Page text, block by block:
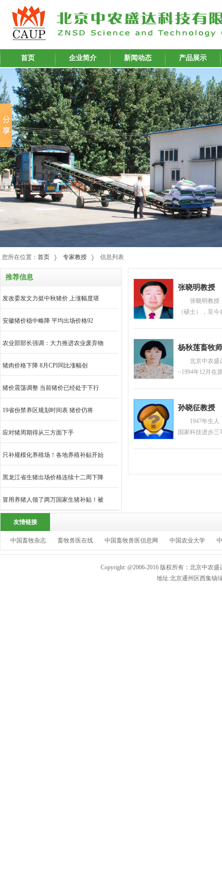
首页 企业简介 新闻动态 产品展示
您所在位置： 首页 专家教授 信息列表
推荐信息
发改委发文力挺中秋猪价 上涨幅度堪
安徽猪价稳中略降 平均出场价格92
农业部部长强调：大力推进农业废弃物
猪肉价格下降 8月CPI同比涨幅创
猪价震荡调整 当前猪价已经处于下行
19省份禁养区规划时间表 猪价仍将
应对猪周期得从三方面下手
只补规模化养殖场！各地养殖补贴开始
黑龙江省生猪出场价格连续十二周下降
冒用养猪人领了两万国家生猪补贴！被
张晓明教授
张晓明教授
（硕士），至
杨秋莲畜牧师
北京中农盛
~1994年12月在
孙晓征教授
1947年生
国家科技进步
友情链接
中国畜牧杂志 畜牧兽医在线 中国畜牧兽医信息网 中国农业大学
Copyright: @2006-2016 版权所有：北京中农
地址:北京通州区西集镇